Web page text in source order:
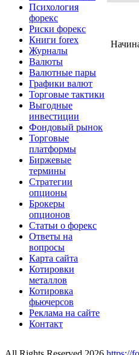
Психология
форекс
Риски форекс
Книги forex
Журналы
Валюты
Валютные пары
Графики валют
Торговые тактики
Выгодные
инвестиции
Фондовый рынок
Торговые
платформы
Биржевые
термины
Стратегии
опционы
Брокеры
опционов
Статьи о форекс
Ответы на
вопросы
Карта сайта
Котировки
металлов
Котировка
фьючерсов
Реклама на сайте
Контакт